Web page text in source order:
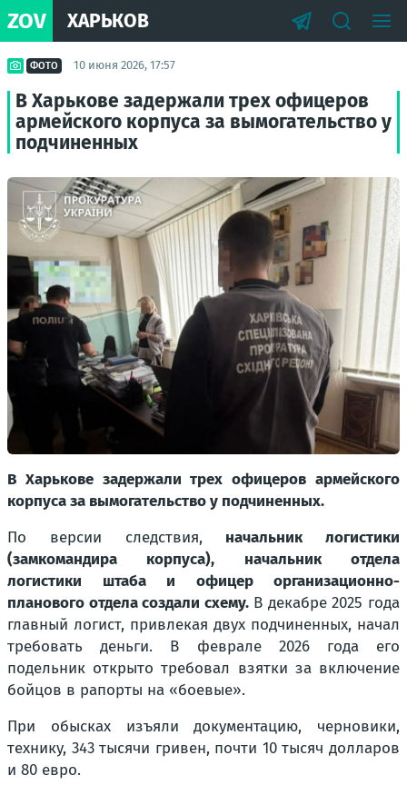
ZOV ХАРЬКОВ
ФОТО 10 июня 2026, 17:57
В Харькове задержали трех офицеров
армейского корпуса за вымогательство у
подчиненных
В Харькове задержали трех офицеров армейского
корпуса за вымогательство у подчиненных.
По версии следствия, начальник логистики
(замкомандира корпуса), начальник отдела
логистики штаба и офицер организационно-
планового отдела создали схему.В декабре 2025 года
главный логист, привлекая двух подчиненных, начал
требовать деньги. В феврале 2026 года его
подельник открыто требовал взятки за включение
бойцов в рапорты на «боевые».
При обысках изъяли документацию, черновики,
технику, 343 тысячи гривен, почти 10 тысяч долларов
и 80 евро.